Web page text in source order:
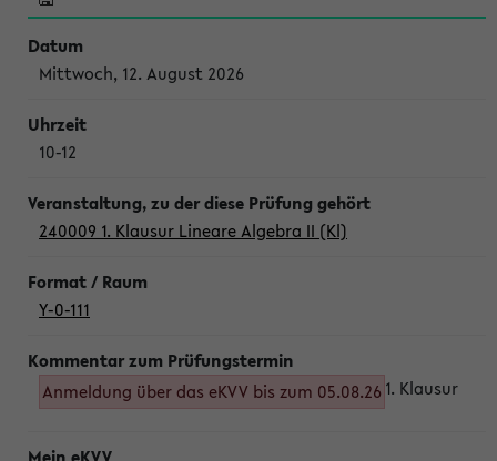
Mittwoch, 12. August 2026
10-12
240009 1. Klausur Lineare Algebra II (Kl)
Y-0-111
Anmeldung über das eKVV bis zum 05.08.26 1. Klausur